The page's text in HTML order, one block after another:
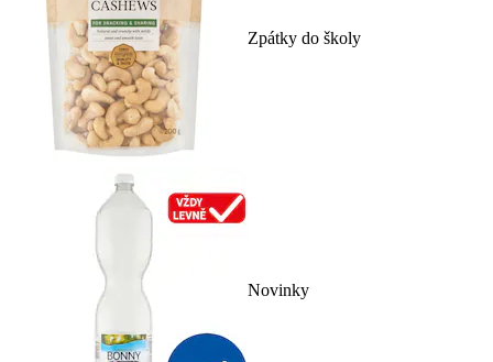
Zpátky do školy
Novinky